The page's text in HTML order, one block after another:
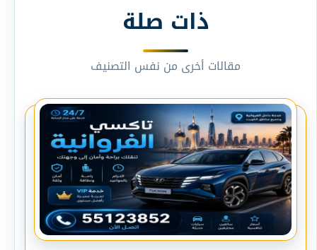
ذات صلة
مقالات أخرى من نفس التصنيف